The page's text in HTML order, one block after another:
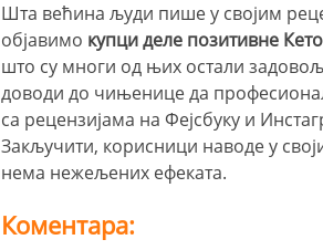
Шта већина људи пише у својим
објавимо купци деле позитивне
што су многи од њих остали
доводи до чињенице да
са рецензијама на Фејсбуку и
Закључити, корисници наводе у
нема нежељених ефеката.
Коментара: